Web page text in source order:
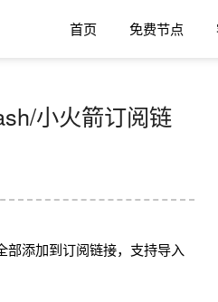
首页 免费节点
小火箭订阅链
部添加到订阅链接，支持导入